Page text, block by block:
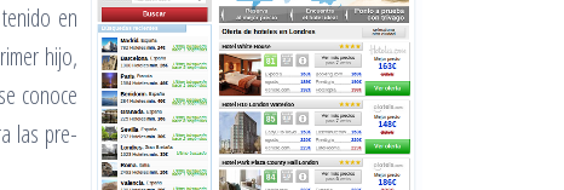
en
hijo,
conoce
las pre-